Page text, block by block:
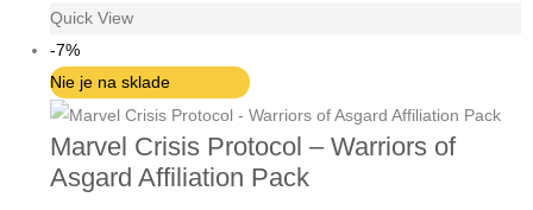
bola:
€179.40.€162.00.
Quick View
-7%
Nie je na sklade
Marvel Crisis Protocol – Warriors of
Asgard Affiliation Pack